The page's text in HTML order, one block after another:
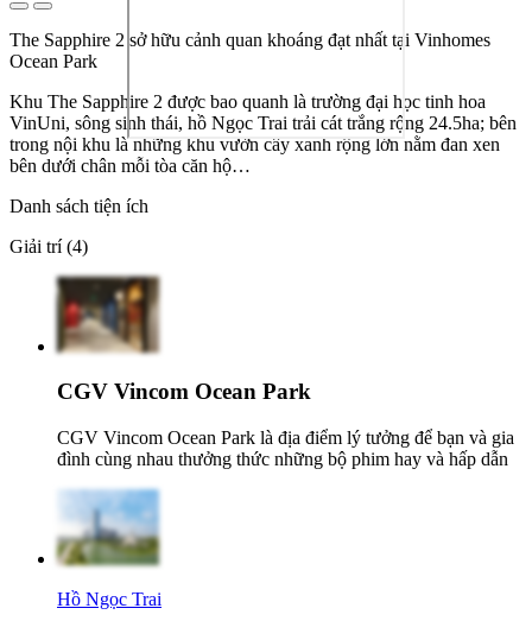
The Sapphire 2 sở hữu cảnh quan khoáng đạt nhất tại Vinhomes
Ocean Park
Khu The Sapphire 2 được bao quanh là trường đại học tinh hoa
VinUni, sông sinh thái, hồ Ngọc Trai trải cát trắng rộng 24.5ha; bên
trong nội khu là những khu vườn cây xanh rộng lớn nằm đan xen
bên dưới chân mỗi tòa căn hộ…
Danh sách tiện ích
Giải trí (4)
CGV Vincom Ocean Park
CGV Vincom Ocean Park là địa điểm lý tưởng để bạn và gia
đình cùng nhau thưởng thức những bộ phim hay và hấp dẫn
Hồ Ngọc Trai